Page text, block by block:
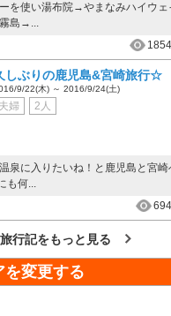
を使い湯布院→やまなみハイウ
島→...
しぶりの鹿児島&宮崎旅行☆
9/22(木) ～ 2016/9/24(土)
夫婦 2人
泉に入りたいね！と鹿児島と宮
も何...
旅行記をもっと見る
を変更する